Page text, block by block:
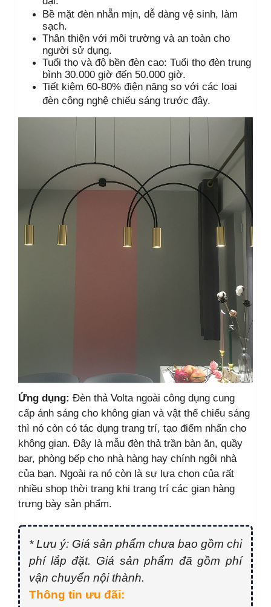
Bề mặt đèn nhẵn mịn, dễ dàng vệ sinh, làm
sạch.
Thân thiện với môi trường và an toàn cho
người sử dụng.
Tuổi thọ và độ bền đèn cao: Tuổi thọ đèn trung
bình 30.000 giờ đến 50.000 giờ.
Tiết kiệm 60-80% điện năng so với các loại
đèn công nghệ chiếu sáng trước đây.
Ứng dụng: Đèn thả Volta ngoài công dụng cung
cấp ánh sáng cho không gian và vật thể chiếu sáng
thì nó còn có tác dụng trang trí, tạo điểm nhấn cho
không gian. Đây là mẫu đèn thả trần bàn ăn, quầy
bar, phòng bếp cho nhà hàng hay chính ngôi nhà
của bạn. Ngoài ra nó còn là sự lựa chọn của rất
nhiều shop thời trang khi trang trí các gian hàng
trưng bày sản phẩm.
* Lưu ý: Giá sản phẩm chưa bao gồm chi
phí lắp đặt. Giá sản phẩm đã gồm phí
vận chuyển nội thành.
Thông tin ưu đãi: